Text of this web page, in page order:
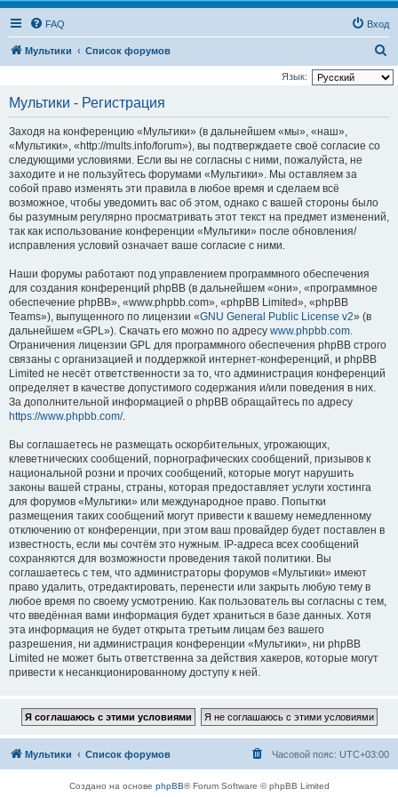
FAQ Вход
Мультики Список форумов
о
Язык:
Мультики - Регистрация
Заходя на конференцию «Мультики» (в дальнейшем «мы», «наш»,
«Мультики», «http://mults.info/forum»), вы подтверждаете своё согласие со
следующими условиями. Если вы не согласны с ними, пожалуйста, не
заходите и не пользуйтесь форумами «Мультики». Мы оставляем за
собой право изменять эти правила в любое время и сделаем всё
возможное, чтобы уведомить вас об этом, однако с вашей стороны было
бы разумным регулярно просматривать этот текст на предмет изменений,
так как использование конференции «Мультики» после обновления/
исправления условий означает ваше согласие с ними.
Наши форумы работают под управлением программного обеспечения
для создания конференций phpBB (в дальнейшем «они», «программное
обеспечение phpBB», «www.phpbb.com», «phpBB Limited», «phpBB
Teams»), выпущенного по лицензии «GNU General Public License v2» (в
дальнейшем «GPL»). Скачать его можно по адресу www.phpbb.com.
Ограничения лицензии GPL для программного обеспечения phpBB строго
связаны с организацией и поддержкой интернет-конференций, и phpBB
Limited не несёт ответственности за то, что администрация конференций
определяет в качестве допустимого содержания и/или поведения в них.
За дополнительной информацией о phpBB обращайтесь по адресу
https://www.phpbb.com/.
Вы соглашаетесь не размещать оскорбительных, угрожающих,
клеветнических сообщений, порнографических сообщений, призывов к
национальной розни и прочих сообщений, которые могут нарушить
законы вашей страны, страны, которая предоставляет услуги хостинга
для форумов «Мультики» или международное право. Попытки
размещения таких сообщений могут привести к вашему немедленному
отключению от конференции, при этом ваш провайдер будет поставлен в
известность, если мы сочтём это нужным. IP-адреса всех сообщений
сохраняются для возможности проведения такой политики. Вы
соглашаетесь с тем, что администраторы форумов «Мультики» имеют
право удалить, отредактировать, перенести или закрыть любую тему в
любое время по своему усмотрению. Как пользователь вы согласны с тем,
что введённая вами информация будет храниться в базе данных. Хотя
эта информация не будет открыта третьим лицам без вашего
разрешения, ни администрация конференции «Мультики», ни phpBB
Limited не может быть ответственна за действия хакеров, которые могут
привести к несанкционированному доступу к ней.
Мультики Список форумов Часовой пояс: UTC+03:00
Создано на основе phpBB® Forum Software © phpBB Limited